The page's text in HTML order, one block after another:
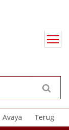
Terug
Avaya